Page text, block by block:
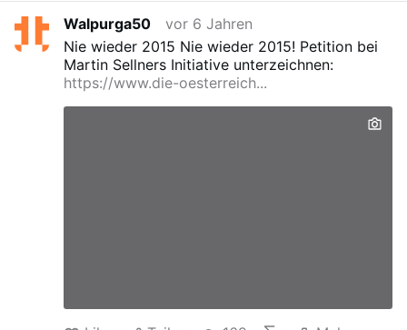
Walpurga50
vor 6 Jahren
Nie wieder 2015 Nie wieder 2015! Petition bei
Martin Sellners Initiative unterzeichnen:
https://www.die-oesterreich...